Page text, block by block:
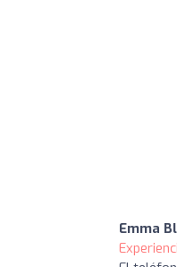
Emma